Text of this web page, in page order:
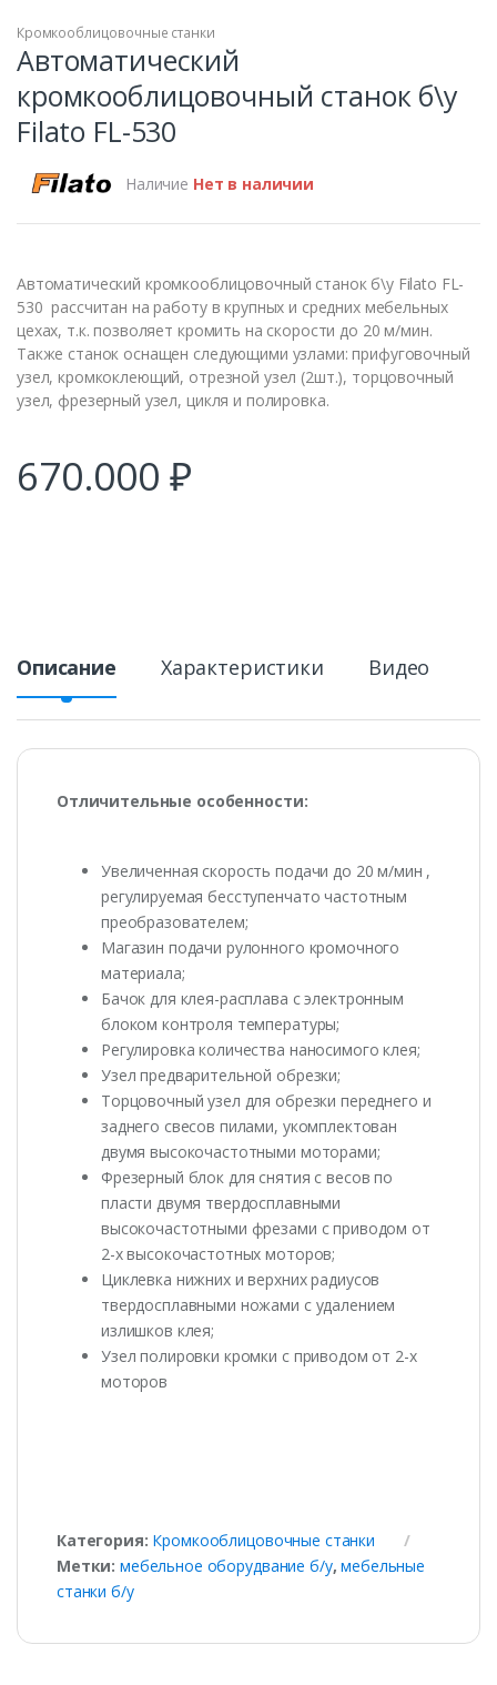
ПРОДАН
Кромкооблицовочные станки
Автоматический
кромкооблицовочный станок б\у
Filato FL-530
Наличие Нет в наличии
Автоматический кромкооблицовочный станок б\у Filato FL-
530 рассчитан на работу в крупных и средних мебельных
цехах, т.к. позволяет кромить на скорости до 20 м/мин.
Также станок оснащен следующими узлами: прифуговочный
узел, кромкоклеющий, отрезной узел (2шт.), торцовочный
узел, фрезерный узел, цикля и полировка.
670.000 ₽
Описание Характеристики Видео
Отличительные особенности:
Увеличенная скорость подачи до 20 м/мин ,
регулируемая бесступенчато частотным
преобразователем;
Магазин подачи рулонного кромочного
материала;
Бачок для клея-расплава с электронным
блоком контроля температуры;
Регулировка количества наносимого клея;
Узел предварительной обрезки;
Торцовочный узел для обрезки переднего и
заднего свесов пилами, укомплектован
двумя высокочастотными моторами;
Фрезерный блок для снятия с весов по
пласти двумя твердосплавными
высокочастотными фрезами с приводом от
2-х высокочастотных моторов;
Циклевка нижних и верхних радиусов
твердосплавными ножами с удалением
излишков клея;
Узел полировки кромки с приводом от 2-х
моторов
Категория: Кромкооблицовочные станки
Метки:мебельное оборудвание б/у,мебельные
станки б/у